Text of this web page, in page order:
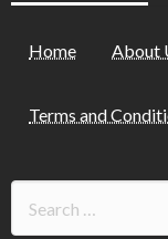
Home About
Terms and